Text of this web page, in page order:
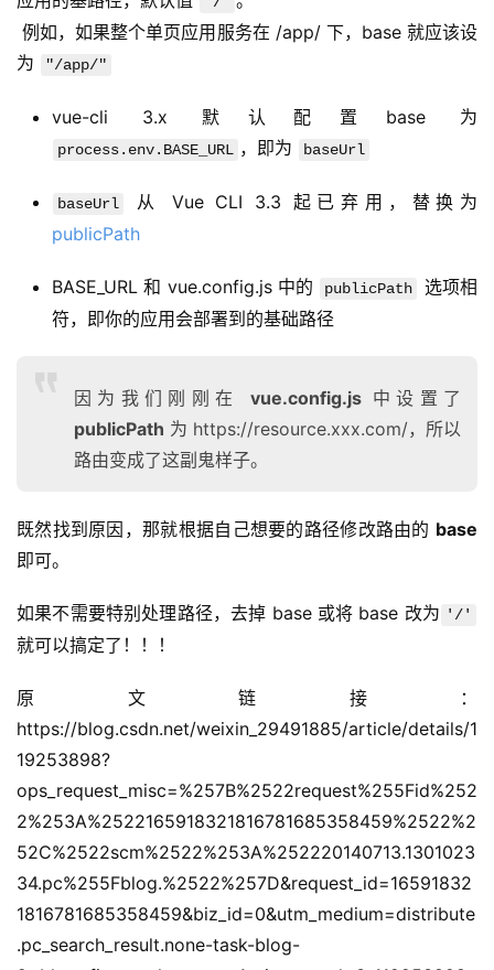
公
例如，如果整个单页应用服务在 /app/ 下，base 就应该设
为
"/app/"
vue-cli 3.x 默认配置base 为
process.env.BASE_URL ，即为 baseUrl
baseUrl
从 Vue CLI 3.3 起已弃用，替换为
publicPath
BASE_URL 和 vue.config.js 中的 publicPath
选项相
符，即你的应用会部署到的基础路径
因为我们刚刚在 vue.config.js中设置了
publicPath 为 https://resource.xxx.com/，所以
路由变成了这副鬼样子。
既然找到原因，那就根据自己想要的路径修改路由的 base
即可。
如果不需要特别处理路径，去掉 base 或将 base 改为 '/'
就可以搞定了！！！
原文链接：
https://blog.csdn.net/weixin_29491885/article/details/1
19253898?
ops_request_misc=%257B%2522request%255Fid%252
2%253A%2522165918321816781685358459%2522%2
52C%2522scm%2522%253A%252220140713.1301023
34.pc%255Fblog.%2522%257D&request_id=16591832
1816781685358459&biz_id=0&utm_medium=distribute
.pc_search_result.none-task-blog-